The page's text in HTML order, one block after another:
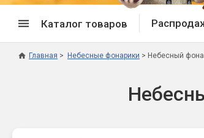
Каталог товаров
Распродажа фейерверков
Главная Небесные фонарики Небесный